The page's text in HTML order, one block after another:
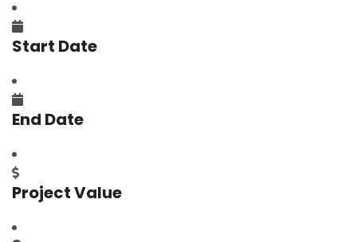
Start Date
End Date
Project Value